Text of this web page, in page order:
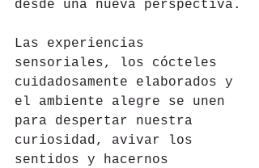
desde una nueva perspectiva.
Las experiencias
sensoriales, los cócteles
cuidadosamente elaborados y
el ambiente alegre se unen
para despertar nuestra
curiosidad, avivar los
sentidos y hacernos